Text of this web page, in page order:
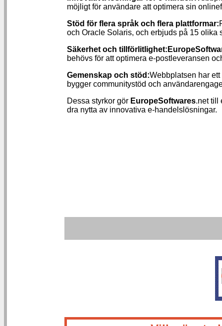
möjligt för användare att optimera sin
Stöd för flera språk och flera plattformar:
och Oracle Solaris, och erbjuds på 15
Säkerhet och tillförlitlighet:
behövs för att optimera e-postleveransen
Gemenskap och stöd:Webbplatsen har
bygger communitystöd och
Dessa styrkor gör EuropeSoftwares.net till
dra nytta av innovativa e-handelslösningar.